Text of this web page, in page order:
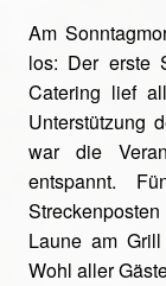
Am
los: Der erste
Catering lief
Unterstützung
war die
entspannt.
Laune am
Wohl aller